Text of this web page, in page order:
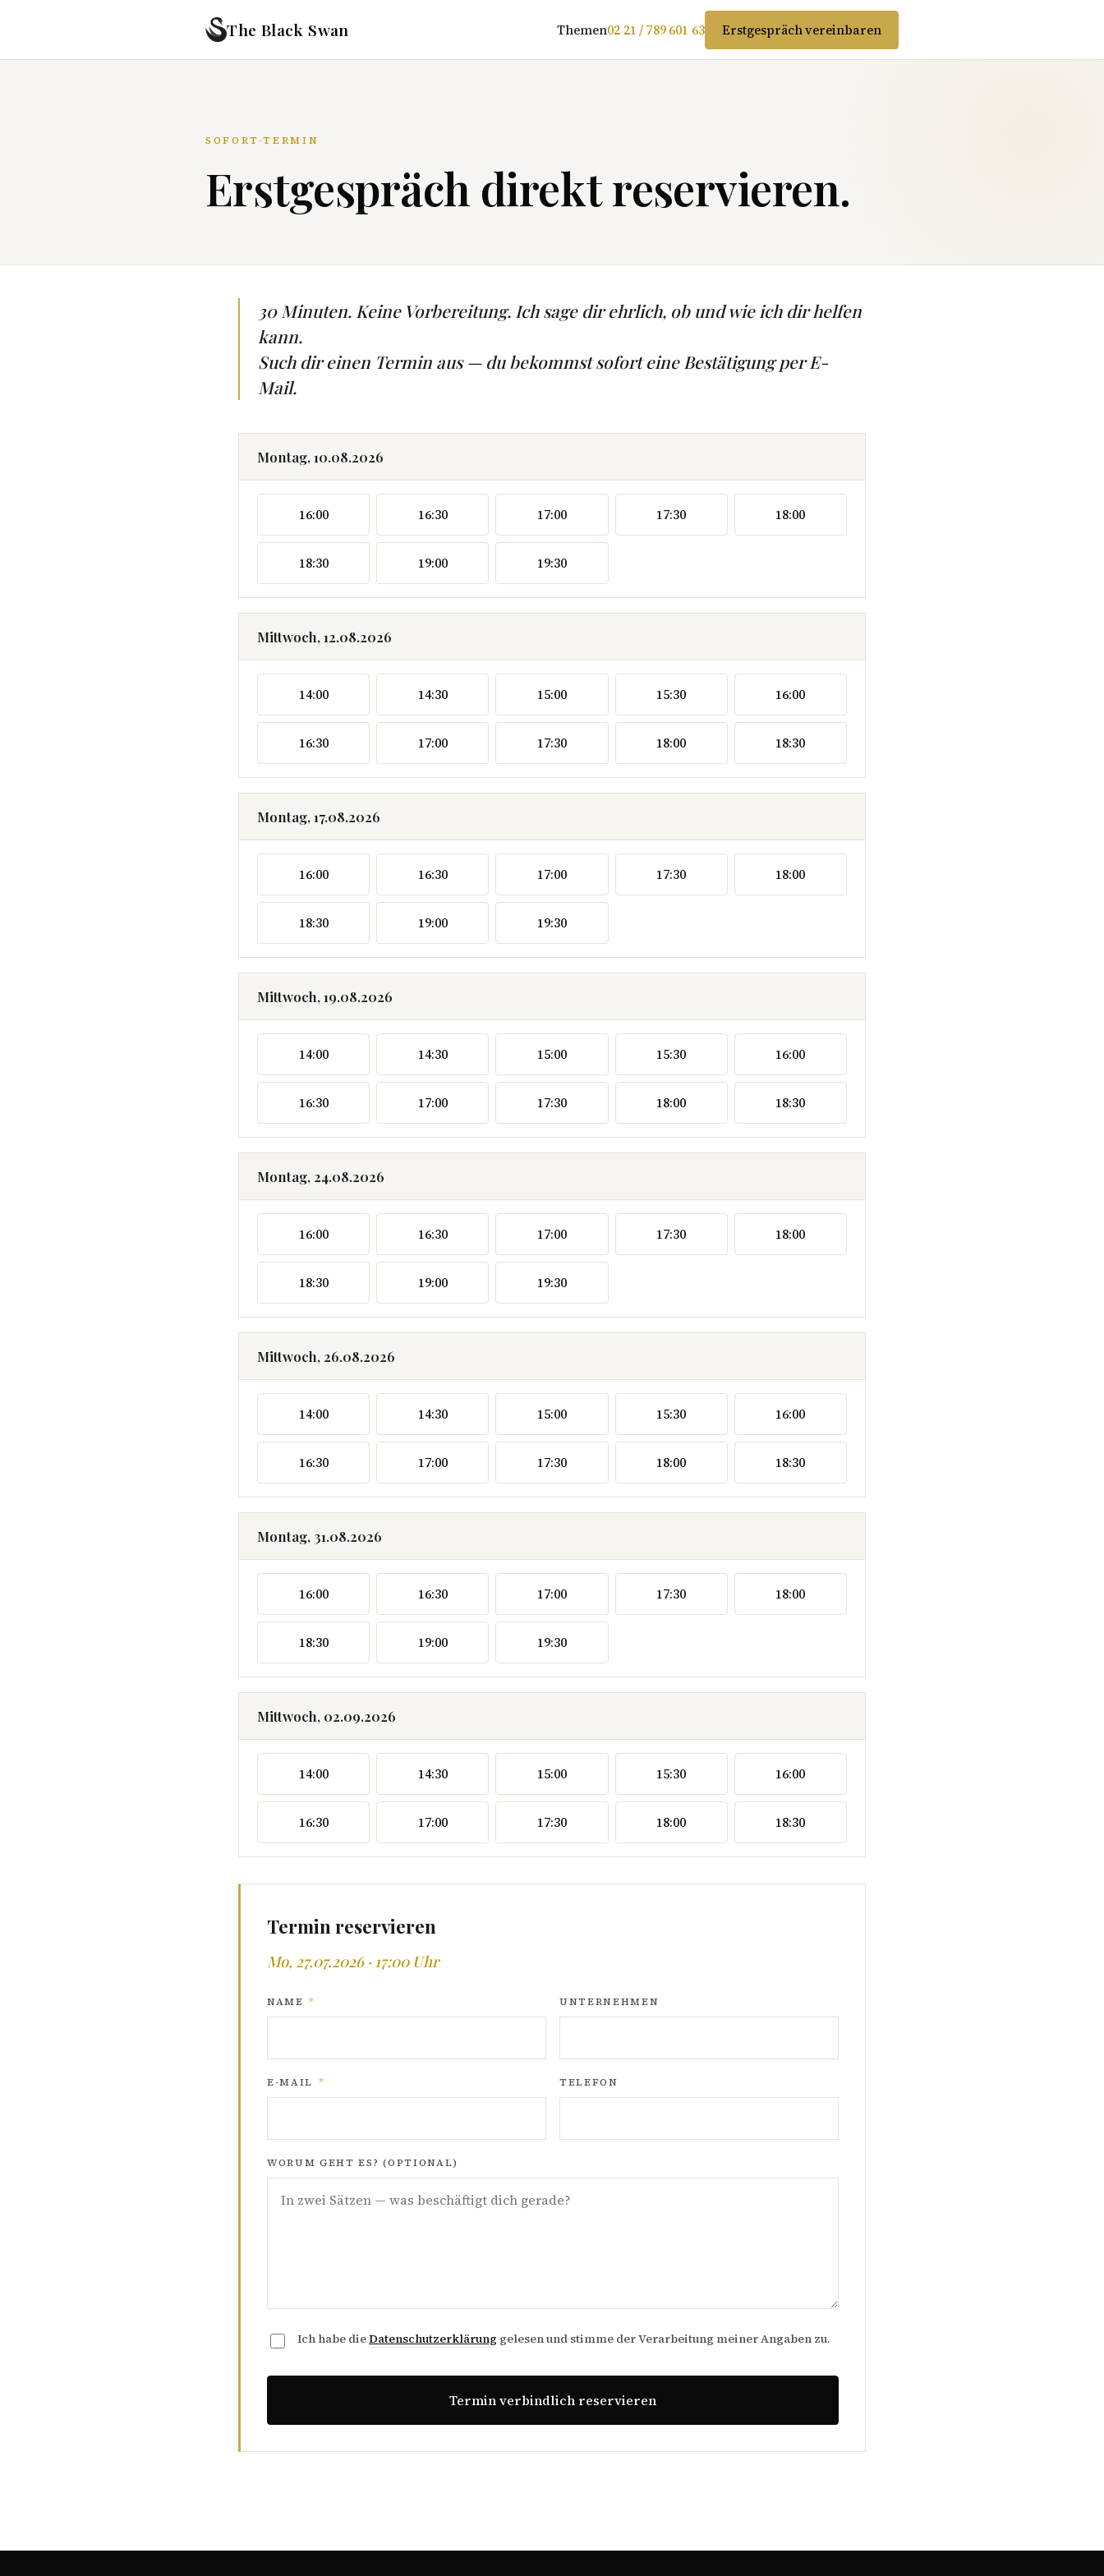
The Black Swan Themen02 21 / 789 601 63 Erstgespräch vereinbaren
SOFORT-TERMIN
Erstgespräch direkt reservieren.
30 Minuten. Keine Vorbereitung. Ich sage dir ehrlich, ob und wie ich dir helfen
kann.
Such dir einen Termin aus — du bekommst sofort eine Bestätigung per E-
Mail.
Montag, 10.08.2026
16:00 16:30 17:00 17:30 18:00
18:30 19:00 19:30
Mittwoch, 12.08.2026
14:00 14:30 15:00 15:30 16:00
16:30 17:00 17:30 18:00 18:30
Montag, 17.08.2026
16:00 16:30 17:00 17:30 18:00
18:30 19:00 19:30
Mittwoch, 19.08.2026
14:00 14:30 15:00 15:30 16:00
16:30 17:00 17:30 18:00 18:30
Montag, 24.08.2026
16:00 16:30 17:00 17:30 18:00
18:30 19:00 19:30
Mittwoch, 26.08.2026
14:00 14:30 15:00 15:30 16:00
16:30 17:00 17:30 18:00 18:30
Montag, 31.08.2026
16:00 16:30 17:00 17:30 18:00
18:30 19:00 19:30
Mittwoch, 02.09.2026
14:00 14:30 15:00 15:30 16:00
16:30 17:00 17:30 18:00 18:30
Termin reservieren
Mo, 27.07.2026 · 17:00 Uhr
NAME * UNTERNEHMEN
E-MAIL * TELEFON
WORUM GEHT ES? (OPTIONAL)
Ich habe dieDatenschutzerklärung gelesen und stimme der Verarbeitung meiner Angaben zu.
Termin verbindlich reservieren